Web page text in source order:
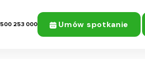
253 000 Umów spotkanie